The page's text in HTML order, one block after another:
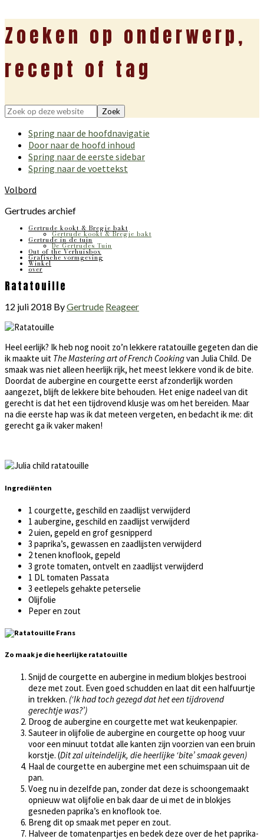
Zoeken op onderwerp,
recept of tag
Zoek
deze
website
Spring naar de hoofdnavigatie
Door naar de hoofd inhoud
Spring naar de eerste sidebar
Spring naar de voettekst
Volbord
Gertrudes archief
Gertrude kookt & Bregje bakt
Gertrude kookt & Bregje bakt
Gertrude in de tuin
De Gertrudes Tuin
Out of the Verhuisbox
Grafische vormgeving
Winkel
over
Ratatouille
12 juli 2018 ByGertrude Reageer
Heel eerlijk? Ik heb nog nooit zo’n lekkere ratatouille gegeten dan die
ik maakte uit The Mastering art of French Cookingvan Julia Child. De
smaak was niet alleen heerlijk rijk, het meest lekkere vond ik de bite.
Doordat de aubergine en courgette eerst afzonderlijk worden
aangezet, blijft de lekkere bite behouden. Het enige nadeel van dit
gerecht is dat het een tijdrovend klusje was om het bereiden. Maar
na die eerste hap was ik dat meteen vergeten, en bedacht ik me: dit
gerecht ga ik vaker maken!
Ingrediënten
1 courgette, geschild en zaadlijst verwijderd
1 aubergine, geschild en zaadlijst verwijderd
2 uien, gepeld en grof gesnipperd
3 paprika’s, gewassen en zaadlijsten verwijderd
2 tenen knoflook, gepeld
3 grote tomaten, ontvelt en zaadlijst verwijderd
1 DL tomaten Passata
3 eetlepels gehakte peterselie
Olijfolie
Peper en zout
Zo maak je die heerlijke ratatouille
Snijd de courgette en aubergine in medium blokjes bestrooi
deze met zout. Even goed schudden en laat dit een halfuurtje
in trekken. (‘Ik had toch gezegd dat het een tijdrovend
gerechtje was?’)
Droog de aubergine en courgette met wat keukenpapier.
Sauteer in olijfolie de aubergine en courgette op hoog vuur
voor een minuut totdat alle kanten zijn voorzien van een bruin
korstje. (Dit zal uiteindelijk, die heerlijke ‘bite’ smaak geven)
Haal de courgette en aubergine met een schuimspaan uit de
pan.
Voeg nu in dezelfde pan, zonder dat deze is schoongemaakt
opnieuw wat olijfolie en bak daar de ui met de in blokjes
gesneden paprika’s en knoflook toe.
Breng dit op smaak met peper en zout.
Halveer de tomatenpartjes en bedek deze over de het paprika-